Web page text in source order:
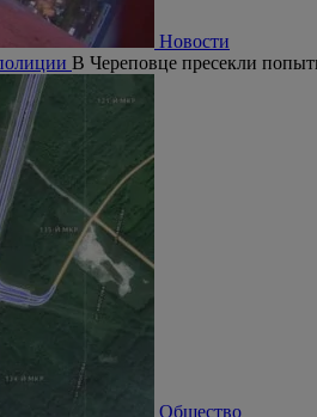
Новости
В Череповце пресекли
Общество